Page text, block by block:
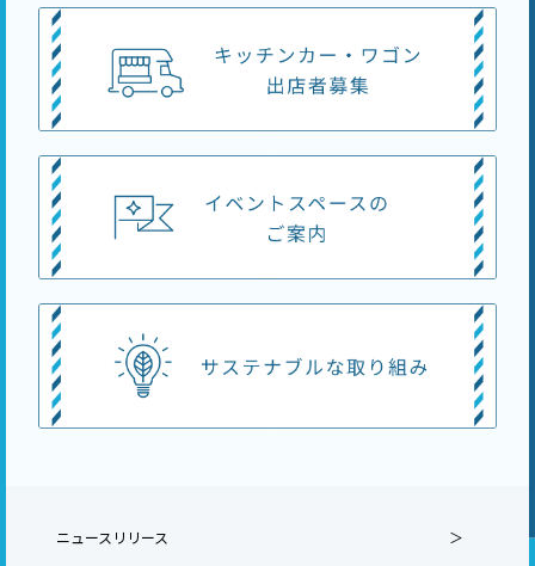
ニュースリリース